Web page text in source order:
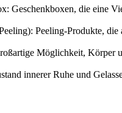
Geschenkboxen, die eine
Peeling-Produkte, die
Möglichkeit, Körper
innerer Ruhe und